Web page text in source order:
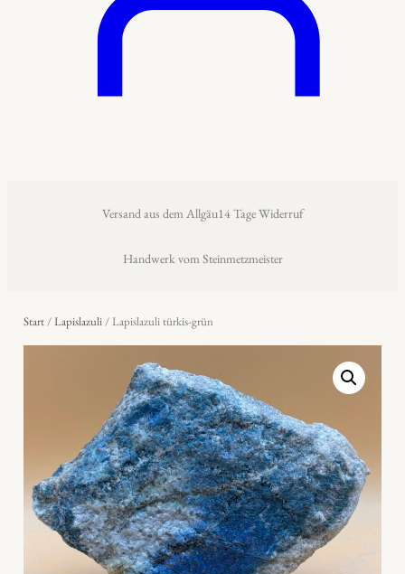
Versand aus dem Allgäu14 Tage Widerruf
Handwerk vom Steinmetzmeister
Start/Lapislazuli/ Lapislazuli türkis-grün